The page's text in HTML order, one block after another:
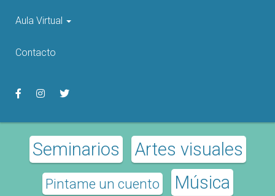
Aula Virtual
Contacto
Seminarios Artes visuales
Pintame un cuento Música